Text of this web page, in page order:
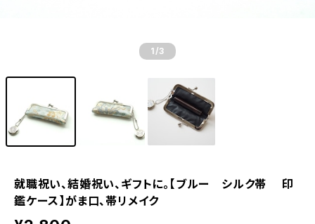
1 /3
就職祝い、結婚祝い、ギフトに。【ブルー シルク帯 印
鑑ケース】がま口、帯リメイク